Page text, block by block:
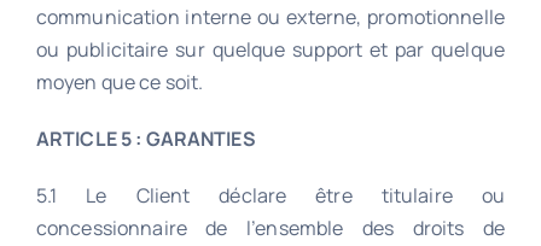
communication interne ou externe, promotionnelle
ou publicitaire sur quelque support et par quelque
moyen que ce soit.
ARTICLE 5 : GARANTIES
5.1 Le Client déclare être titulaire ou
concessionnaire de l’ensemble des droits de